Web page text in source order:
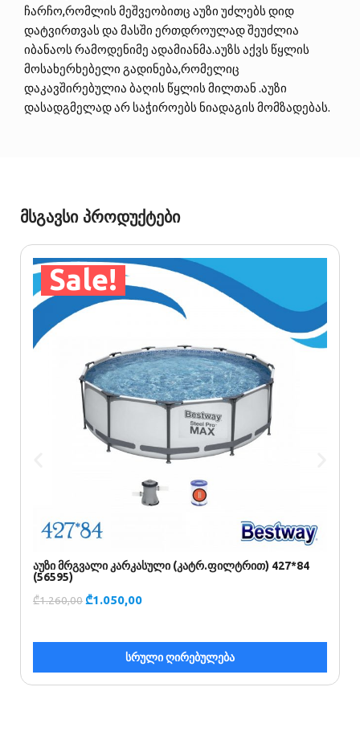
ჩარჩო,რომლის მეშვეობითც აუზი უძლებს დიდ
დატვირთვას და მასში ერთდროულად შეუძლია
იბანაოს რამოდენიმე ადამიანმა.აუზს აქვს წყლის
მოსახერხებელი გადინება,რომელიც
დაკავშირებულია ბაღის წყლის მილთან .აუზი
დასადგმელად არ საჭიროებს ნიადაგის მომზადებას.
მსგავსი პროდუქტები
Sale!
აუზი მრგვალი კარკასული (კატრ.ფილტრით) 427*84
(56595)
₾1.260,00₾1.050,00
სრული ღირებულება